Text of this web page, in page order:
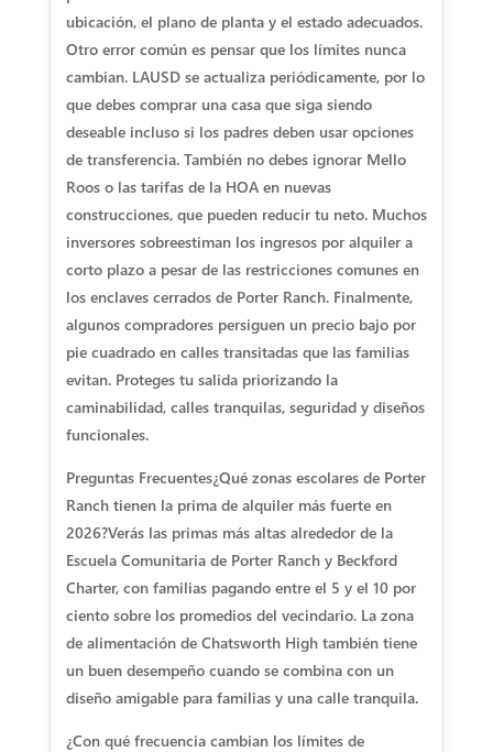
ubicación, el plano de planta y el estado adecuados.
Otro error común es pensar que los límites nunca
cambian. LAUSD se actualiza periódicamente, por lo
que debes comprar una casa que siga siendo
deseable incluso si los padres deben usar opciones
de transferencia. También no debes ignorar Mello
Roos o las tarifas de la HOA en nuevas
construcciones, que pueden reducir tu neto. Muchos
inversores sobreestiman los ingresos por alquiler a
corto plazo a pesar de las restricciones comunes en
los enclaves cerrados de Porter Ranch. Finalmente,
algunos compradores persiguen un precio bajo por
pie cuadrado en calles transitadas que las familias
evitan. Proteges tu salida priorizando la
caminabilidad, calles tranquilas, seguridad y diseños
funcionales.
Preguntas Frecuentes¿Qué zonas escolares de Porter
Ranch tienen la prima de alquiler más fuerte en
2026?Verás las primas más altas alrededor de la
Escuela Comunitaria de Porter Ranch y Beckford
Charter, con familias pagando entre el 5 y el 10 por
ciento sobre los promedios del vecindario. La zona
de alimentación de Chatsworth High también tiene
un buen desempeño cuando se combina con un
diseño amigable para familias y una calle tranquila.
¿Con qué frecuencia cambian los límites de